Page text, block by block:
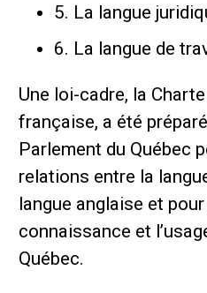
5. La langue
6. La langue de
Une loi-cadre, la
française, a été
Parlement du Québec
relations entre la
langue anglaise et
connaissance et
Québec.